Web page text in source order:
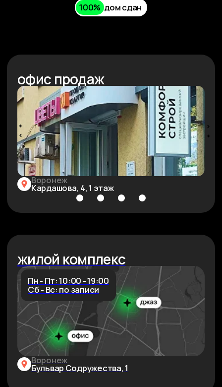
Скидка до 12% Квартиры от 129.800 ₽
*По семейной и базовой ипотеке, за наличный расчет
Подробнее
долевое строительство по адресу: г. воронеж, бульвар
содружества, 1, согласно 214-ф3. проектная декларация на сайте
разработано в The Space Milk